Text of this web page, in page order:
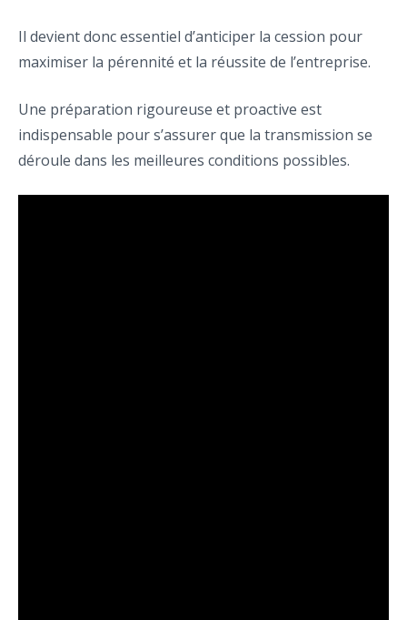
Il devient donc essentiel d’anticiper la cession pour
maximiser la pérennité et la réussite de l’entreprise.
Une préparation rigoureuse et proactive est
indispensable pour s’assurer que la transmission se
déroule dans les meilleures conditions possibles.